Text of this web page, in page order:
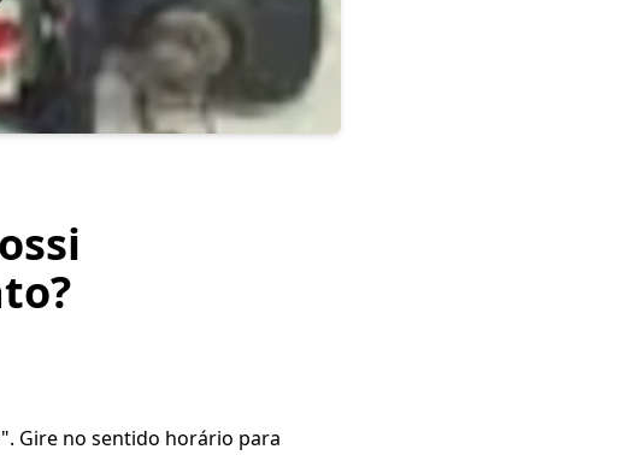
Gire no sentido horário para